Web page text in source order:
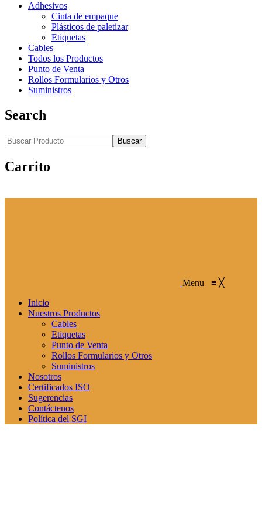
Adhesivos
Cinta de empaque
Plásticos de paletizar
Etiquetas
Cables
Todos los Productos
Punto de Venta
Rollos Formularios y Otros
Suministros
Search
Buscar
Carrito
Menu ≡ ╳
Inicio
Nuestros Productos
Cables
Etiquetas
Punto de Venta
Rollos Formularios y Otros
Suministros
Nosotros
Certificados ISO
Sugerencias
Contáctenos
Política del SGI